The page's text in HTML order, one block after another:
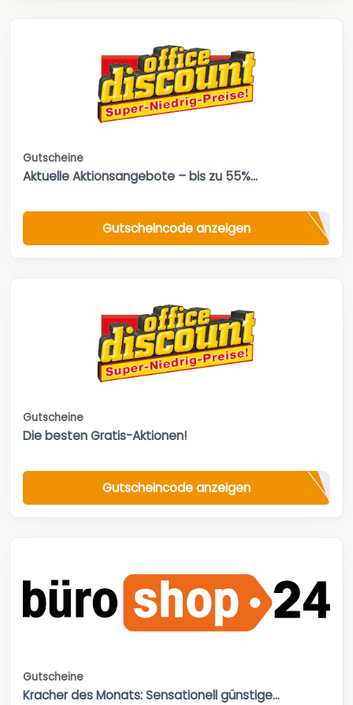
Gutscheine
Aktuelle Aktionsangebote – bis zu 55%...
Gutscheincode anzeigen
Gutscheine
Die besten Gratis-Aktionen!
Gutscheincode anzeigen
Gutscheine
Kracher des Monats: Sensationell günstige...